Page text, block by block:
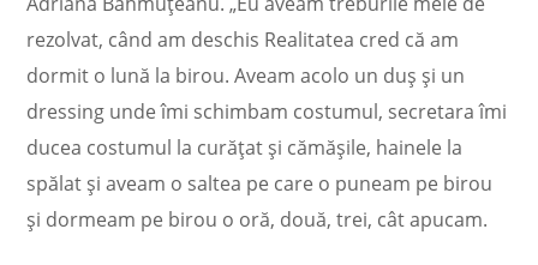
rezolvat, când am deschis Realitatea cred că am
dormit o lună la birou. Aveam acolo un duș și un
dressing unde îmi schimbam costumul, secretara îmi
ducea costumul la curățat și cămășile, hainele la
spălat și aveam o saltea pe care o puneam pe birou
și dormeam pe birou o oră, două, trei, cât apucam.